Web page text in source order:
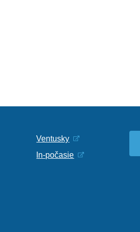
Ventusky
In-počasie